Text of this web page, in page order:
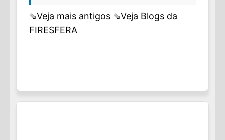
⇘Veja mais antigos ⇘Veja Blogs da
FIRESFERA